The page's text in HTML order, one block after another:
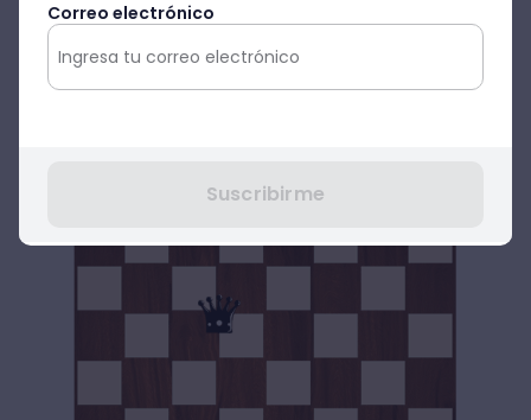
Ahora sí, entremos en materia. Ahora que
has ubicado correctamente las fichas en el
tablero de juego, es momento de conocer
Correo electrónico
Suscribirme